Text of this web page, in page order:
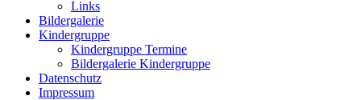
Links
Bildergalerie
Kindergruppe
Kindergruppe Termine
Bildergalerie Kindergruppe
Datenschutz
Impressum